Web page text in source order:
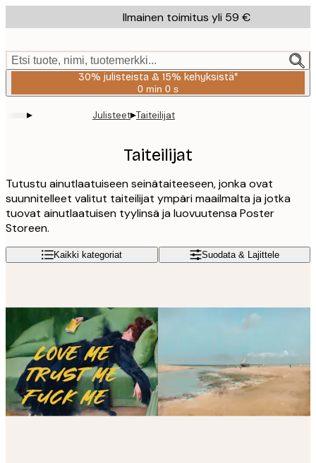
to
content.
Ilmainen toimitus yli 59 €
Etsi tuote, nimi, tuotemerkki...
30% julisteista & 15% kehyksistä*
0 min 0 s
Voimassa
2026-
▸ Julisteet▸Taiteilijat
Taiteilijat
Tutustu ainutlaatuiseen seinätaiteeseen, jonka ovat
suunnitelleet valitut taiteilijat ympäri maailmalta ja jotka
tuovat ainutlaatuisen tyylinsä ja luovuutensa Poster
Storeen.
Kaikki kategoriat Suodata & Lajittele